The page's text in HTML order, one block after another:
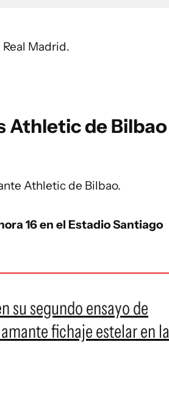
Madrid.
Athletic de Bilbao
Athletic de Bilbao.
16 en el Estadio Santiago
su segundo ensayo de
fichaje estelar en la